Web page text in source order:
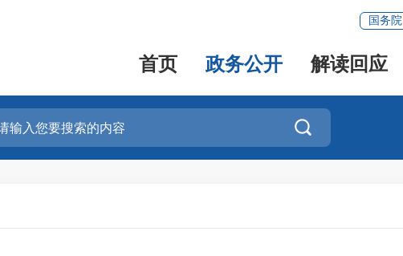
国务院
首页 政务公开 解读回应
